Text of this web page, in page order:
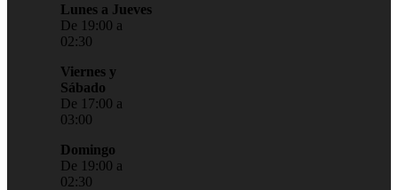
Lunes a Jueves
De 19:00 a
02:30
Viernes y
Sábado
De 17:00 a
03:00
Domingo
De 19:00 a
02:30